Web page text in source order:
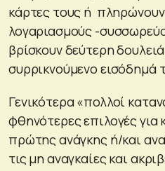
κάρτες τους ή
λογαριασμούς -
βρίσκουν δεύτερη
συρρικνούμενο εισόδημά
Γενικότερα «πολλοί
φθηνότερες επιλογές για
πρώτης ανάγκης ή/και
τις μη αναγκαίες και